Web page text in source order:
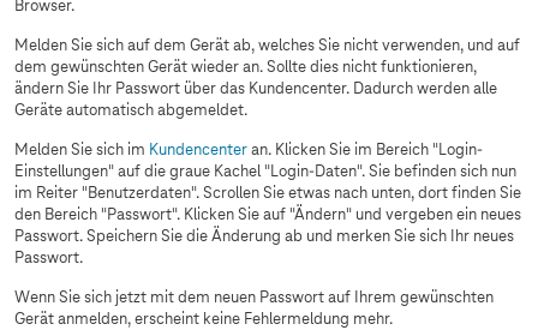
Browser.
Melden Sie sich auf dem Gerät ab, welches Sie nicht verwenden, und auf
dem gewünschten Gerät wieder an. Sollte dies nicht funktionieren,
ändern Sie Ihr Passwort über das Kundencenter. Dadurch werden alle
Geräte automatisch abgemeldet.
Melden Sie sich im Kundencenteran. Klicken Sie im Bereich "Login-
Einstellungen" auf die graue Kachel "Login-Daten". Sie befinden sich nun
im Reiter "Benutzerdaten". Scrollen Sie etwas nach unten, dort finden Sie
den Bereich "Passwort". Klicken Sie auf "Ändern" und vergeben ein neues
Passwort. Speichern Sie die Änderung ab und merken Sie sich Ihr neues
Passwort.
Wenn Sie sich jetzt mit dem neuen Passwort auf Ihrem gewünschten
Gerät anmelden, erscheint keine Fehlermeldung mehr.